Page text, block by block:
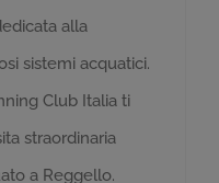
alla
sistemi acquatici.
Club Italia ti
straordinaria
a Reggello.